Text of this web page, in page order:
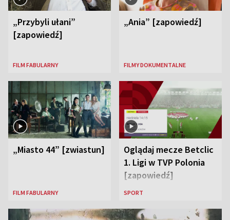
„Przybyli ułani”
[zapowiedź]
FILM FABULARNY
„Ania” [zapowiedź]
FILMY DOKUMENTALNE
„Miasto 44” [zwiastun]
FILM FABULARNY
Oglądaj mecze Betclic
1. Ligi w TVP Polonia
[zapowiedź]
SPORT